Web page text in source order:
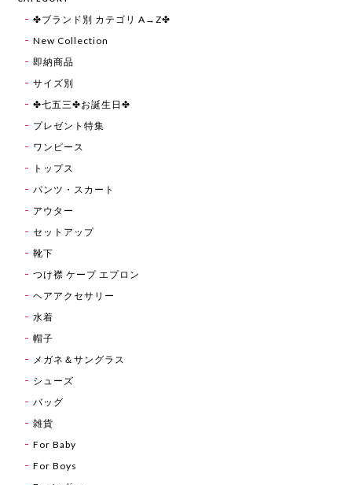
✤ブランド別 カテゴリ A→Z✤
New Collection
即納商品
サイズ別
✤七五三✤お誕生日✤
プレゼント特集
ワンピース
トップス
パンツ・スカート
アウター
セットアップ
靴下
つけ襟 ケープ エプロン
ヘアアクセサリー
水着
帽子
メガネ＆サングラス
シューズ
バッグ
雑貨
For Baby
For Boys